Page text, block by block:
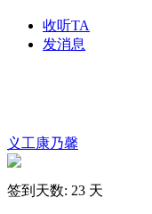
收听TA
发消息
义工康乃馨
签到天数: 23 天